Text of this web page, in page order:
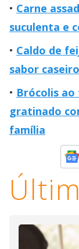
Carne
suculenta e
Caldo de
sabor
Brócolis
gratinado
família